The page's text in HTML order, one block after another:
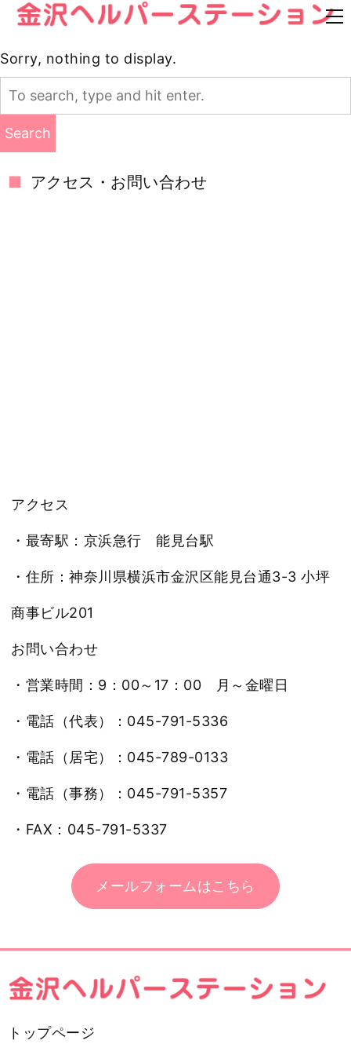
Sorry, nothing to display.
Search
アクセス・お問い合わせ
アクセス
・最寄駅：京浜急行 能見台駅
・住所：神奈川県横浜市金沢区能見台通3-3 小坪
商事ビル201
お問い合わせ
・営業時間：9：00～17：00 月～金曜日
・電話（代表）：045-791-5336
・電話（居宅）：045-789-0133
・電話（事務）：045-791-5357
・FAX：045-791-5337
メールフォームはこちら
トップページ